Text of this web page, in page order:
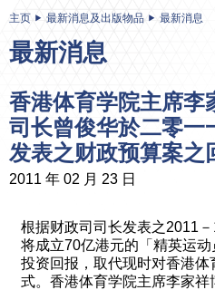
主页 最新消息及出版物品 最新消息
最新消息
香港体育学院主席李
司长曾俊华於二零一
发表之财政预算案之
2011 年 02 月 23 日
根据财政司司长发表之2011
将成立70亿港元的「精英运
投资回报，取代现时对香港
式。香港体育学院主席李家